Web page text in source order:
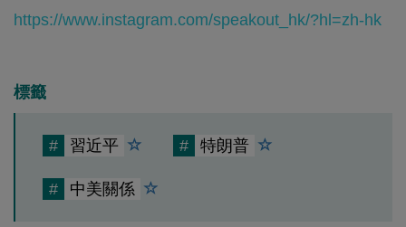
https://www.instagram.com/speakout_hk/?hl=zh-hk
標籤
# 習近平 # 特朗普
# 中美關係